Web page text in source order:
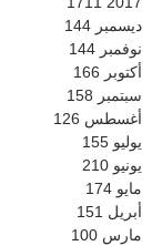
ديسمبر 144
نوفمبر 144
أكتوبر 166
سبتمبر 158
أغسطس 126
يوليو 155
يونيو 210
مايو 174
أبريل 151
مارس 100